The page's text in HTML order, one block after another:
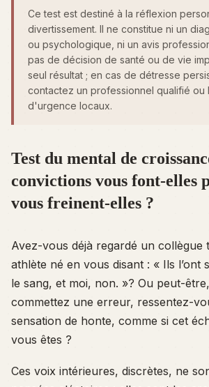
Ce test est destiné à la réflexion
divertissement. Il ne constitue ni un
ou psychologique, ni un avis
pas de décision de santé ou de vie
seul résultat ; en cas de détresse
contactez un professionnel qualifié ou
d'urgence locaux.
Test du mental de
convictions vous font-elles
vous freinent-elles ?
Avez-vous déjà regardé un collègue
athlète né en vous disant : « Ils l’ont
le sang, et moi, non. »? Ou peut-
commettez une erreur, ressentez-
sensation de honte, comme si cet
vous êtes ?
Ces voix intérieures, discrètes, ne